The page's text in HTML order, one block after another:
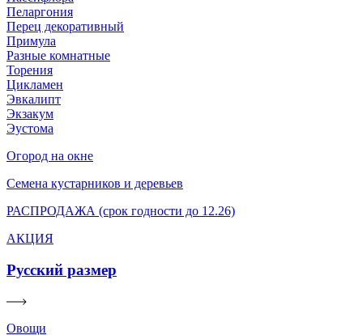
Пеларгония
Перец декоративный
Примула
Разные комнатные
Торения
Цикламен
Эвкалипт
Экзакум
Эустома
Огород на окне
Семена кустарников и деревьев
РАСПРОДАЖА (срок годности до 12.26)
АКЦИЯ
Русский размер
Овощи